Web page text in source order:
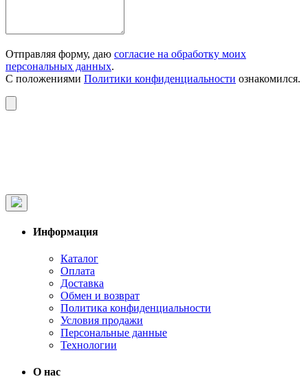
Отправляя форму, даю согласие на обработку моих
персональных данных.
С положениями Политики конфиденциальности ознакомился.
Информация
Каталог
Оплата
Доставка
Обмен и возврат
Политика конфиденциальности
Условия продажи
Персональные данные
Технологии
О нас